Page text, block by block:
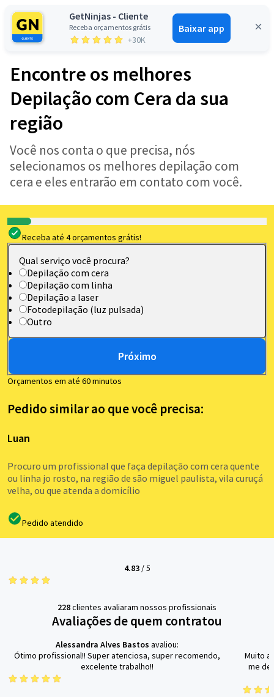
GetNinjas - Cliente
Receba orçamentos grátis
+30K
Baixar app
Entrar
Encontre os melhores
Depilação com Cera da sua
região
Você nos conta o que precisa, nós
selecionamos os melhores depilação com
cera e eles entrarão em contato com você.
Receba até 4 orçamentos grátis!
Qual serviço você procura?
Depilação com cera
Depilação com linha
Depilação a laser
Fotodepilação (luz pulsada)
Outro
Próximo
Orçamentos em até 60 minutos
Pedido similar ao que você precisa:
Luan
Procuro um profissional que faça depilação com cera quente
ou linha jo rosto, na região de são miguel paulista, vila curuçá
velha, ou que atenda a domicílio
Pedido atendido
4.83/5
228clientes avaliaram nossos profissionais
Avaliações de quem contratou
Alessandra Alves Bastos avaliou:
Ótimo profissional!! Super atenciosa, super recomendo,
excelente trabalho!!
Muito
me